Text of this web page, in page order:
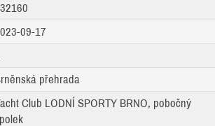
09-17
přehrada
Club LODNÍ SPORTY BRNO, pobočný